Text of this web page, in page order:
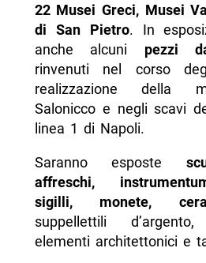
22 Musei Greci, Musei
di San Pietro. In
anche alcuni pezzi
rinvenuti nel corso
realizzazione della
Salonicco e negli scavi
linea 1 di Napoli.
Saranno esposte
affreschi,
sigilli, monete,
suppellettili
elementi architettonici e